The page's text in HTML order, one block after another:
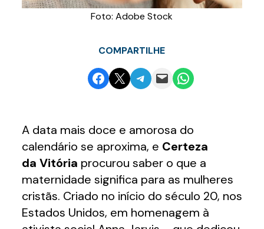
Foto: Adobe Stock
COMPARTILHE
Share on Facebook
Email this PageShare on Telegram
Email this PageShare on WhatsApp
A data mais doce e amorosa do
calendário se aproxima, e Certeza
da Vitória procurou saber o que a
maternidade significa para as mulheres
cristãs. Criado no início do século 20, nos
Estados Unidos, em homenagem à